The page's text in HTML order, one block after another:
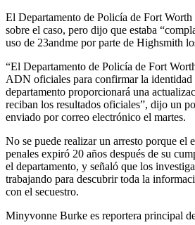
El Departamento de Policía de Fort
sobre el caso, pero dijo que estaba
uso de 23andme por parte de Highsmith
“El Departamento de Policía de Fort
ADN oficiales para confirmar la identidad
departamento proporcionará una
reciban los resultados oficiales”, dijo un
enviado por correo electrónico el martes.
No se puede realizar un arresto porque el
penales expiró 20 años después de su
el departamento, y señaló que los
trabajando para descubrir toda la
con el secuestro.
Minyvonne Burke es reportera principal